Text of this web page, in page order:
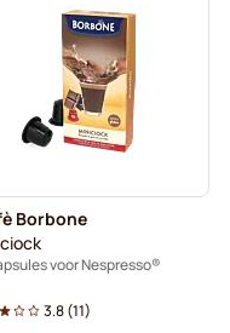
Borbone
voor Nespresso®
3.8(11)